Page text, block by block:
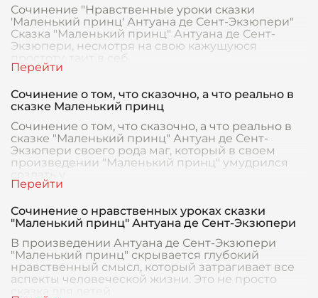
Сочинение "Нравственные уроки сказки
'Маленький принц' Антуана де Сент-Экзюпери"
Сказка "Маленький принц" Антуана де Сент-
Экзюпери, несмотря на свою кажущуюся
простоту, таит в себ
Сочинение о том, что сказочно, а что реально в
сказке Маленький принц
Сочинение о том, что сказочно, а что реально в
сказке "Маленький принц" Антуан де Сент-
Экзюпери своего рода маг, который в своем
произведении "Маленький принц" умудрился
Сочинение о нравственных уроках сказки
"Маленький принц" Антуана де Сент-Экзюпери
В произведении Антуана де Сент-Экзюпери
"Маленький принц" скрывается глубокий
нравственный смысл, который затрагивает все
аспекты человеческой жизни. Это не просто